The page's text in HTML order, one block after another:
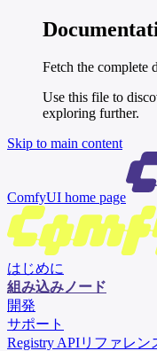
Fetch the complete
Use this file to
exploring further.
Skip to main content
ComfyUI home page
はじめに
組み込みノード
開発
サポート
Registry APIリファレン